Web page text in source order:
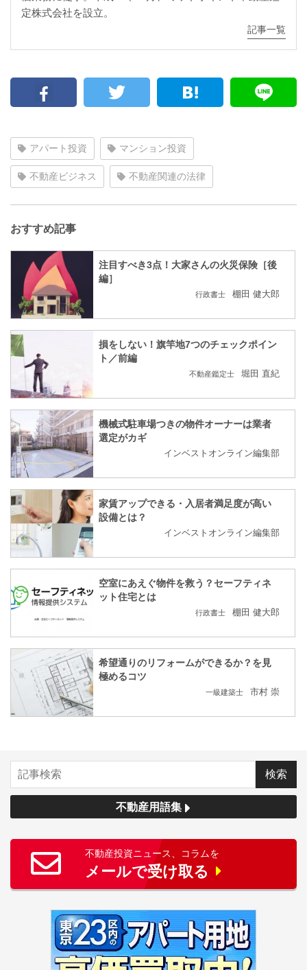
定株式会社を設立。
記事一覧
アパート投資 マンション投資
不動産ビジネス 不動産関連の法律
おすすめ記事
注目すべき3点！大家さんの火災保険［後
編］
行政書士 棚田 健大郎
損をしない！旗竿地7つのチェックポイン
ト／前編
不動産鑑定士 堀田 直紀
機械式駐車場つきの物件オーナーは業者
選定がカギ
インベストオンライン編集部
家賃アップできる・入居者満足度が高い
設備とは？
インベストオンライン編集部
空室にあえぐ物件を救う？セーフティネ
ット住宅とは
行政書士 棚田 健大郎
希望通りのリフォームができるか？を見
極めるコツ
一級建築士 市村 崇
不動産用語集
不動産投資ニュース、コラムを
メールで受け取る